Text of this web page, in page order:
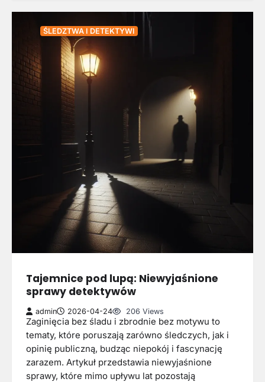
ŚLEDZTWA I DETEKTYWI
Tajemnice pod lupą: Niewyjaśnione
sprawy detektywów
admin 2026-04-24 206 Views
Zaginięcia bez śladu i zbrodnie bez motywu to
tematy, które poruszają zarówno śledczych, jak i
opinię publiczną, budząc niepokój i fascynację
zarazem. Artykuł przedstawia niewyjaśnione
sprawy, które mimo upływu lat pozostają